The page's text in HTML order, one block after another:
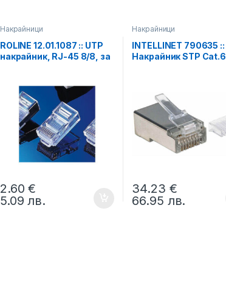
Накрайници
ROLINE 12.01.1087 :: UTP
накрайник, RJ-45 8/8, за
2.60€
5.09лв.
Накрайници
INTELLINET 790635 ::
Накрайник STP Cat.6,
34.23 €
66.95 лв.